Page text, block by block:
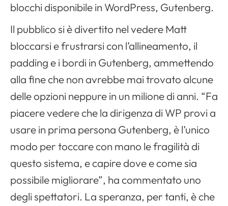
blocchi disponibile in WordPress, Gutenberg.
Il pubblico si è divertito nel vedere Matt
bloccarsi e frustrarsi con l’allineamento, il
padding e i bordi in Gutenberg, ammettendo
alla fine che non avrebbe mai trovato alcune
delle opzioni neppure in un milione di anni. “Fa
piacere vedere che la dirigenza di WP provi a
usare in prima persona Gutenberg, è l’unico
modo per toccare con mano le fragilità di
questo sistema, e capire dove e come sia
possibile migliorare”, ha commentato uno
degli spettatori. La speranza, per tanti, è che